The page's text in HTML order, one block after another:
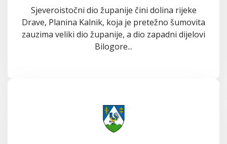
Sjeveroistočni dio županije čini dolina rijeke
Drave, Planina Kalnik, koja je pretežno šumovita
zauzima veliki dio županije, a dio zapadni dijelovi
Bilogore...